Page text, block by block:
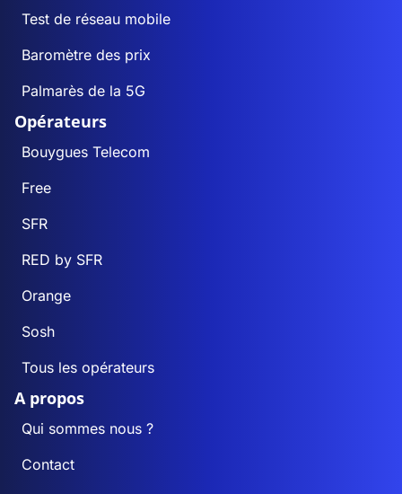
Test de réseau mobile
Baromètre des prix
Palmarès de la 5G
Opérateurs
Bouygues Telecom
Free
SFR
RED by SFR
Orange
Sosh
Tous les opérateurs
A propos
Qui sommes nous ?
Contact